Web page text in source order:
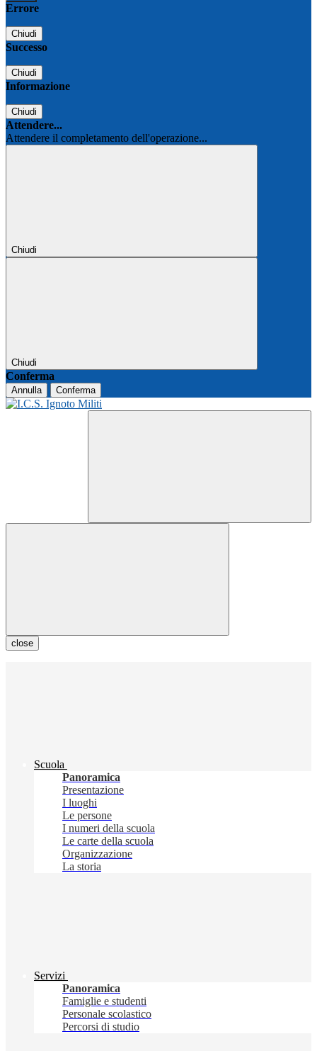
Errore
Chiudi
Successo
Chiudi
Informazione
Chiudi
Attendere...
Attendere il completamento dell'operazione...
Chiudi
Chiudi
Conferma
Annulla Conferma
close
Scuola
Panoramica
Presentazione
I luoghi
Le persone
I numeri della scuola
Le carte della scuola
Organizzazione
La storia
Servizi
Panoramica
Famiglie e studenti
Personale scolastico
Percorsi di studio